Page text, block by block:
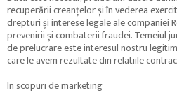
recuperării creanțelor și în vederea
drepturi și interese legale ale companiei
prevenirii și combaterii fraudei. Temeiul
de prelucrare este interesul nostru
care le avem rezultate din relatiile
In scopuri de marketing